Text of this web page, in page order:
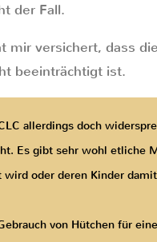
der Fall.
mir versichert, dass
beeinträchtigt ist.
allerdings doch
Es gibt sehr wohl etliche
oder deren Kinder
von Hütchen für